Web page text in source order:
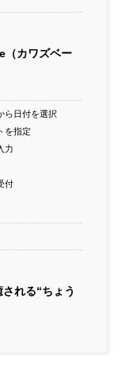
（カワズベー
ら日付を選択
を指定
力
付
れる“ちょう